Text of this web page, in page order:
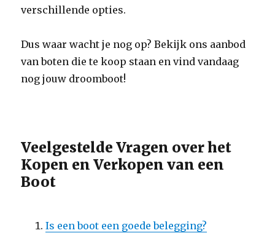
verschillende opties.
Dus waar wacht je nog op? Bekijk ons aanbod
van boten die te koop staan en vind vandaag
nog jouw droomboot!
Veelgestelde Vragen over het
Kopen en Verkopen van een
Boot
Is een boot een goede belegging?